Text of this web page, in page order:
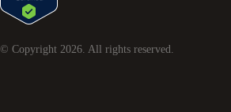
© Copyright 2026 . All rights reserved.